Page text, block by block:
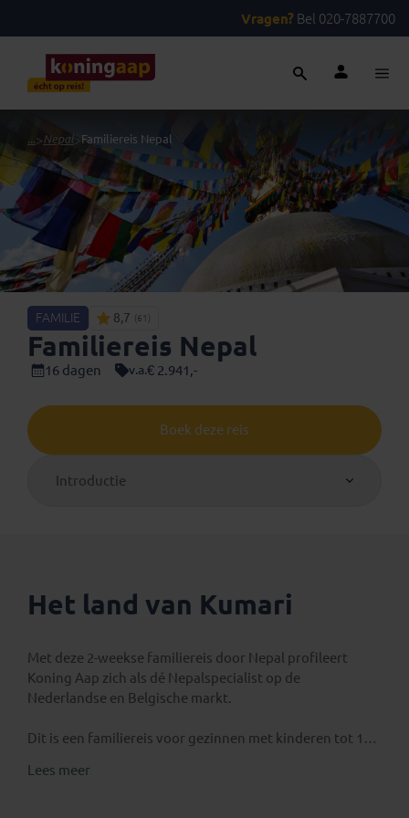
Vragen? Bel 020-7887700
...> Nepal>Familiereis Nepal
FAMILIE 8,7 (61)
Familiereis Nepal
16 dagen v.a.€ 2.941,-
Boek deze reis
Introductie
Het land van Kumari
Met deze 2-weekse familiereis door Nepal profileert
Koning Aap zich als dé Nepalspecialist op de
Nederlandse en Belgische markt.
Dit is een familiereis voor gezinnen met kinderen tot 19
gebedsvlaggen
Lees meer